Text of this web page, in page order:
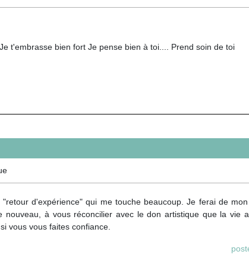
t'embrasse bien fort Je pense bien à toi.... Prend soin de toi
d'expérience" qui me touche beaucoup. Je ferai de
nouveau, à vous réconcilier avec le don artistique que la vie
vous vous faites confiance.